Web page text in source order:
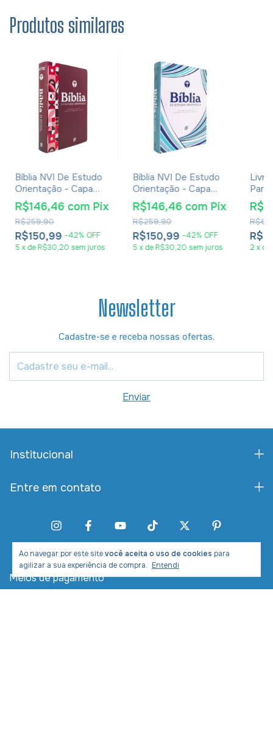
Ao navegar por este sitevocê aceita o uso de cookies para
agilizar a sua experiência de compra. Entendi
Produtos similares
Bíblia NVI De Estudo
Orientação - Capa
Luxo Red Minimal
R$150,99 -42% OFF
R$259,90
R$146,46 com Pix
5 xdeR$30,20 sem juros
Bíblia NVI De Estudo
Orientação - Capa
Luxo Blue Waves
R$150,99 -42% OFF
R$259,90
R$146,46 com Pix
5 xdeR$30,20 sem juros
Livro
2 x de
Newsletter
Cadastre-se e receba nossas ofertas.
Institucional
Entre em contato
Meios de pagamento